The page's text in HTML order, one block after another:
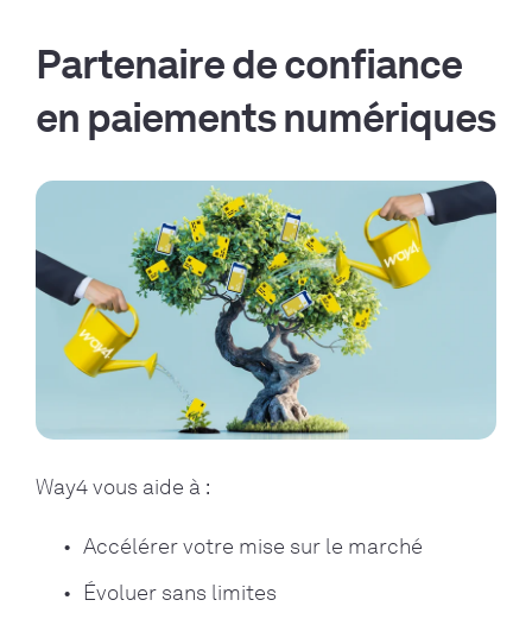
Partenaire de confiance
en paiements numériques
Way4 vous aide à :
Accélérer votre mise sur le marché
Évoluer sans limites